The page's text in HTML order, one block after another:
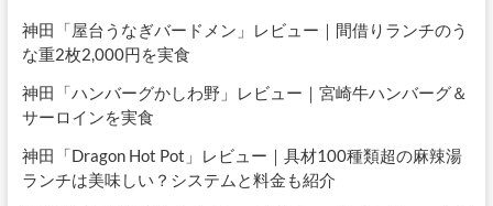
神田「屋台うなぎバードメン」レビュー｜間借りランチのう
な重2枚2,000円を実食
神田「ハンバーグかしわ野」レビュー｜宮崎牛ハンバーグ＆
サーロインを実食
神田「Dragon Hot Pot」レビュー｜具材100種類超の麻辣湯
ランチは美味しい？システムと料金も紹介